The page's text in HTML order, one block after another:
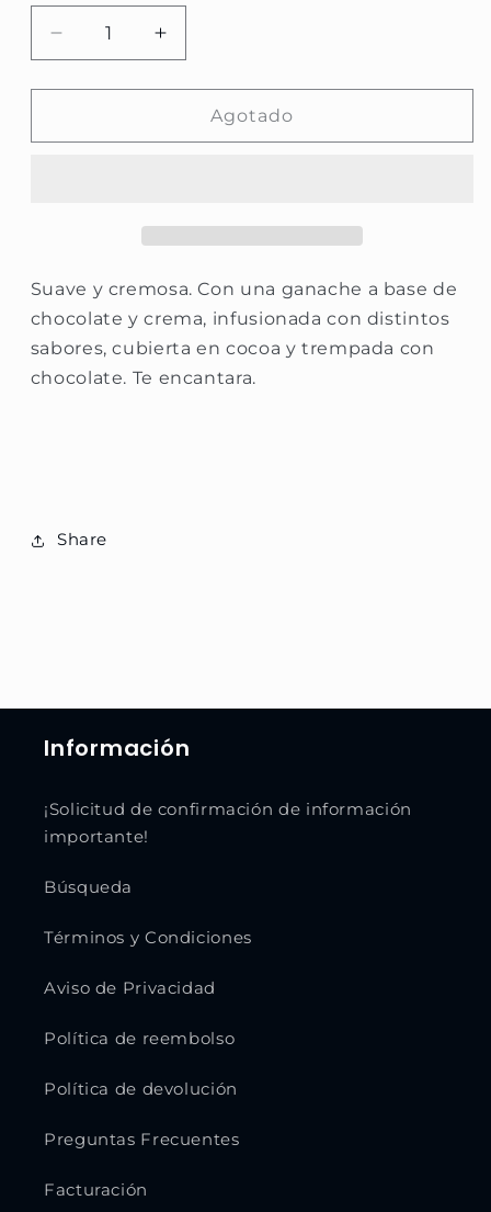
Reducir
cantidad
para
de
Aumentar
cantidad
para
de
Agotado
Suave y cremosa. Con una ganache a base de
chocolate y crema, infusionada con distintos
sabores, cubierta en cocoa y trempada con
chocolate. Te encantara.
Share
Información
¡Solicitud de confirmación de información
importante!
Búsqueda
Términos y Condiciones
Aviso de Privacidad
Política de reembolso
Política de devolución
Preguntas Frecuentes
Facturación